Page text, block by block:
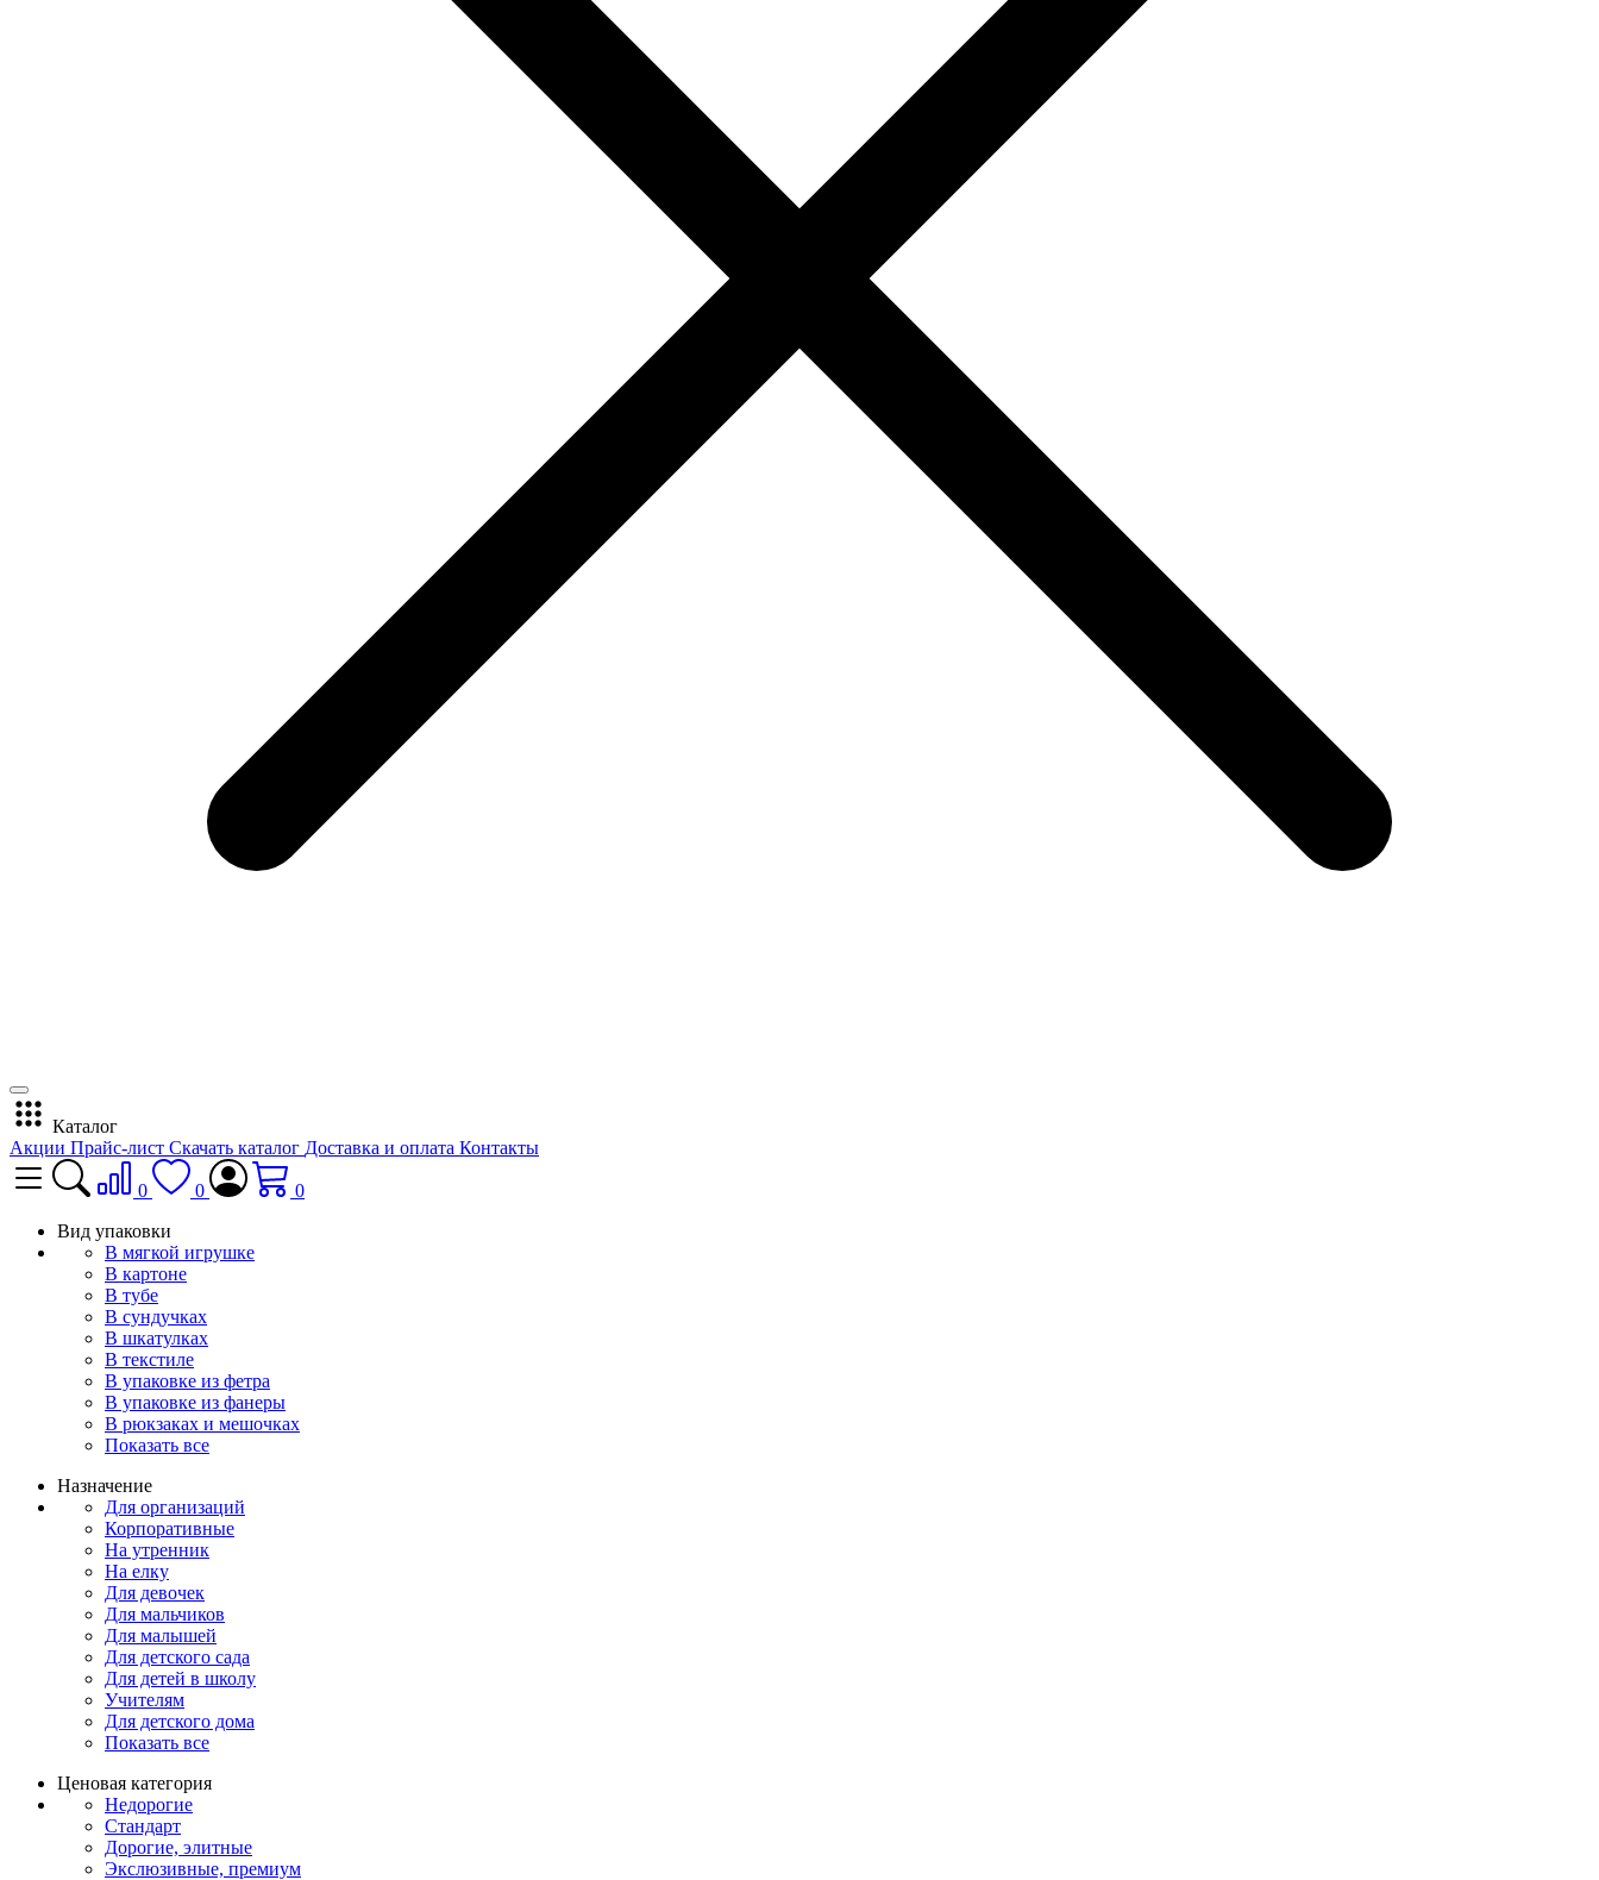
Каталог
Акции Прайс-лист Скачать каталог Доставка и оплата Контакты
0 0
0
Вид упаковки
В мягкой игрушке
В картоне
В тубе
В сундучках
В шкатулках
В текстиле
В упаковке из фетра
В упаковке из фанеры
В рюкзаках и мешочках
Показать все
Назначение
Для организаций
Корпоративные
На утренник
На елку
Для девочек
Для мальчиков
Для малышей
Для детского сада
Для детей в школу
Учителям
Для детского дома
Показать все
Ценовая категория
Недорогие
Стандарт
Дорогие, элитные
Экслюзивные, премиум